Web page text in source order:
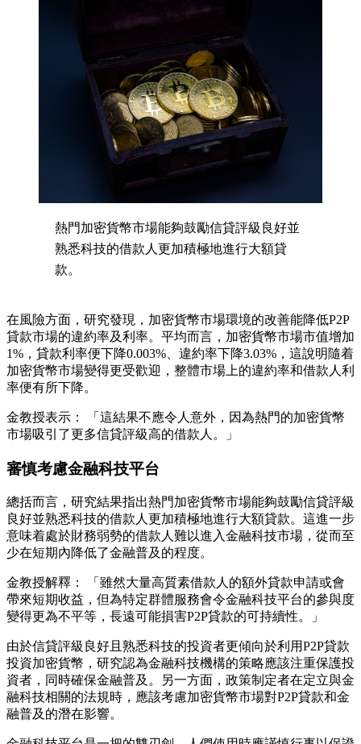
熱門加密貨幣市場能夠鼓勵信貸評級良好並
熟悉科技的借款人更加積極地進行大額貸
款。
在風險方面，研究發現，加密貨幣市場環境的改善能降低P2P
貸款市場的違約率及利率。平均而言，加密貨幣市場市值增加
1%，貸款利率便下降0.003%、違約率下降3.03%，這說明隨着
加密貨幣市場變得更受歡迎，整體市場上的違約率和借款人利
率便有所下降。
金教授表示： 「這結果不應令人意外，因為熱門的加密貨幣
市場吸引了更多信貸評級高的借款人。」
審慎考慮金融科技平台
總括而言，研究結果指出熱門加密貨幣市場能夠鼓勵信貸評級
良好並熟悉科技的借款人更加積極地進行大額貸款。這進一步
意味着處於財務弱勢的借款人難以進入金融科技市場，從而至
少在短期內降低了金融普及的程度。
金教授解釋： 「雖然大量高質素借款人的額外貸款申請或會
帶來短期收益，但為特定群體服務會令金融科技平台的參與度
變得更為不平等，長遠可能損害P2P貸款的可持續性。」
由於信貸評級良好且熟悉科技的投資者更傾向於利用P2P貸款
投資加密貨幣，研究認為金融科技機構的策略應該注重保護投
資者，同時確保金融普及。另一方面，政策制定者在定立與金
融科技相關的法規時，應該考慮加密貨幣市場對P2P貸款和金
融普及的潛在影響。